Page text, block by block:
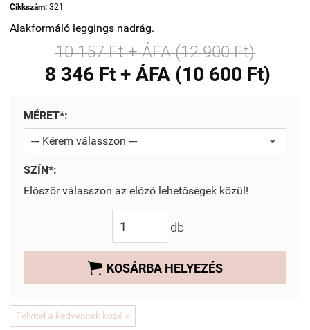
Cikkszám: 321
Alakformáló leggings nadrág.
10 157 Ft + ÁFA (12 900 Ft)
8 346 Ft + ÁFA (10 600 Ft)
MÉRET*:
SZÍN*:
Először válasszon az előző lehetőségek közül!
db
 KOSÁRBA HELYEZÉS
Felvitel a kedvencek közé »